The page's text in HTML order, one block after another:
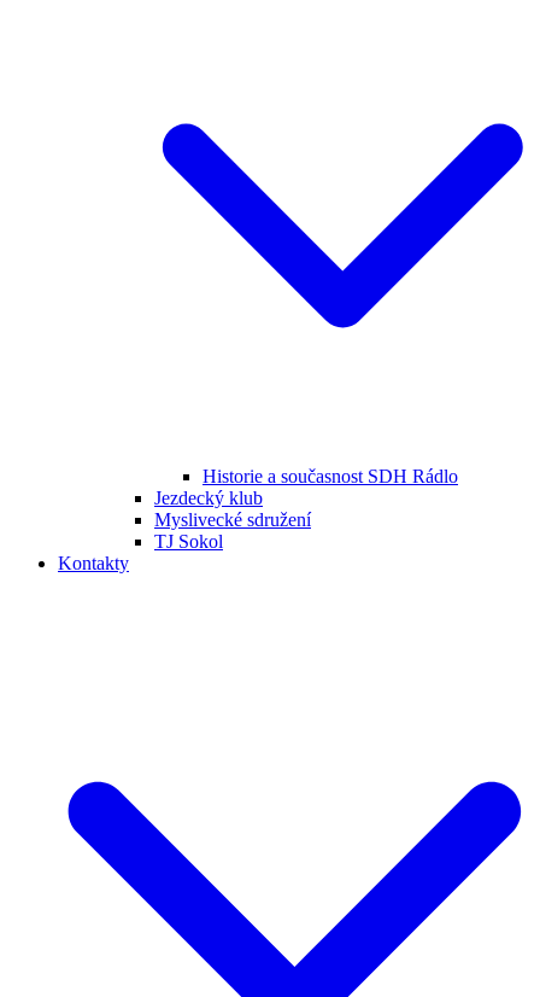
Historie a současnost SDH Rádlo
Jezdecký klub
Myslivecké sdružení
TJ Sokol
Kontakty